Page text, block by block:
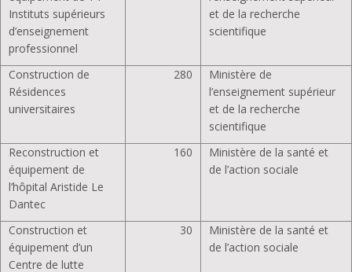
Instituts supérieurs
d’enseignement
professionnel
et de la recherche
scientifique
Construction de
Résidences
universitaires
280
Ministère de
l’enseignement supérieur
et de la recherche
scientifique
Reconstruction et
équipement de
l’hôpital Aristide Le
Dantec
160
Ministère de la santé et
de l’action sociale
Construction et
équipement d’un
Centre de lutte
30
Ministère de la santé et
de l’action sociale